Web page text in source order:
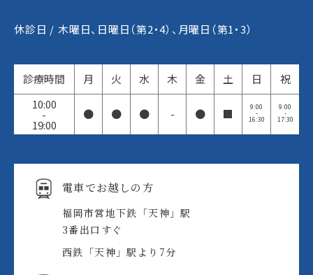
休診日 / 木曜日、日曜日（第2・4）、月曜日（第1・3）
診療時間 月 火 水 木 金 土 日
祝
10:00
-
19:00
● ● ● - ● ■ 9:00
-
16:30
9:00
-
17:30
電車でお越しの方
福岡市営地下鉄「天神」駅
3番出口すぐ
西鉄「天神」駅より7分